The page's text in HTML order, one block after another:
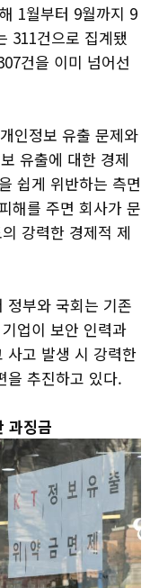
1월부터 9월까지 9
311건으로 집계됐
건을 이미 넘어선
인정보 유출 문제와
유출에 대한 경제
쉽게 위반하는 측면
해를 주면 회사가 문
강력한 경제적 제
정부와 국회는 기존
업이 보안 인력과
사고 발생 시 강력한
을 추진하고 있다.
과징금